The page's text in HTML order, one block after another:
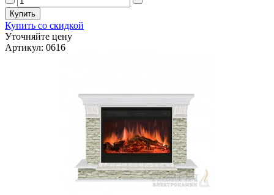
Купить со скидкой
Уточняйте цену
Артикул: 0616